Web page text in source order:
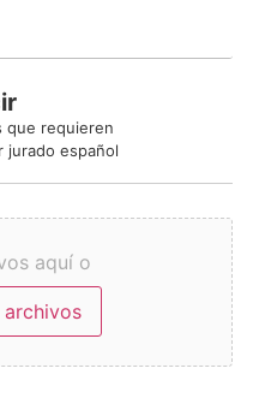
que requieren
jurado español
aquí o
archivos